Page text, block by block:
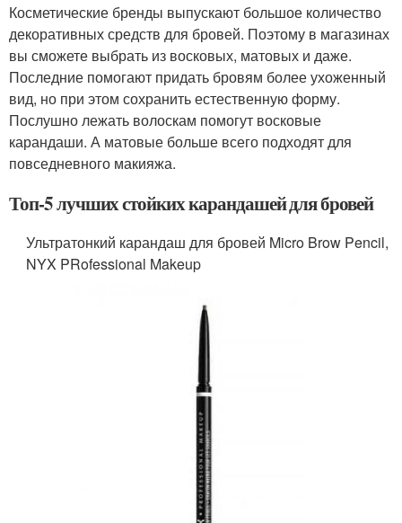
Косметические бренды выпускают большое количество
декоративных средств для бровей. Поэтому в магазинах
вы сможете выбрать из восковых, матовых и даже.
Последние помогают придать бровям более ухоженный
вид, но при этом сохранить естественную форму.
Послушно лежать волоскам помогут восковые
карандаши. А матовые больше всего подходят для
повседневного макияжа.
Топ-5 лучших стойких карандашей для бровей
Ультратонкий карандаш для бровей Micro Brow Pencil,
NYX PRofessional Makeup